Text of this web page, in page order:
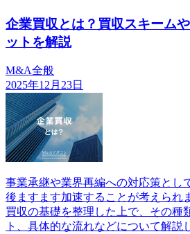
企業買収とは？買収スキーム
ットを解説
M&A全般
2025年12月23日
事業承継や業界再編への対応策とし
後ますます加速することが考えられ
買収の基礎を整理した上で、その種
ト、具体的な流れなどについて解説